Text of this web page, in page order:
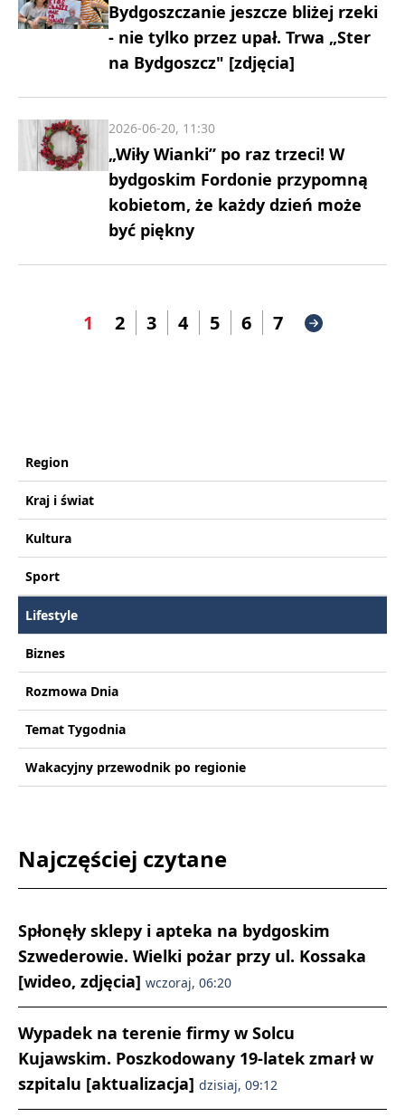
Bydgoszczanie jeszcze bliżej rzeki
- nie tylko przez upał. Trwa „Ster
na Bydgoszcz" [zdjęcia]
„Wiły Wianki” po raz trzeci! W
bydgoskim Fordonie przypomną
kobietom, że każdy dzień może
być piękny
2026-06-20, 11:30
1 2 3 4 5 6 7
Region
Kraj i świat
Kultura
Sport
Lifestyle
Biznes
Rozmowa Dnia
Temat Tygodnia
Wakacyjny przewodnik po regionie
Najczęściej czytane
Spłonęły sklepy i apteka na bydgoskim
Szwederowie. Wielki pożar przy ul. Kossaka
[wideo, zdjęcia] wczoraj, 06:20
Wypadek na terenie firmy w Solcu
Kujawskim. Poszkodowany 19-latek zmarł w
szpitalu [aktualizacja] dzisiaj, 09:12